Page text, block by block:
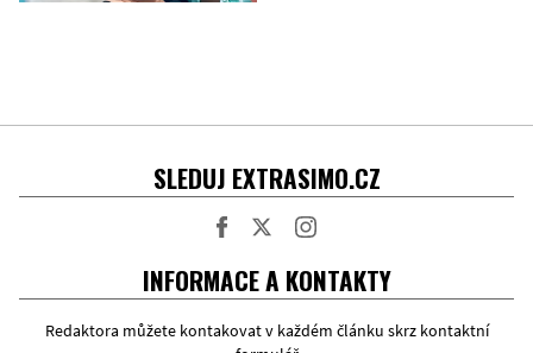
SLEDUJ EXTRASIMO.CZ
INFORMACE A KONTAKTY
Redaktora můžete kontakovat v každém článku skrz kontaktní